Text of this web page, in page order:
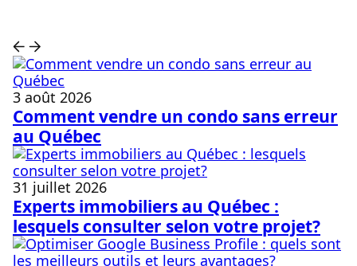
3 août 2026
Comment vendre un condo sans erreur
au Québec
31 juillet 2026
Experts immobiliers au Québec :
lesquels consulter selon votre projet?